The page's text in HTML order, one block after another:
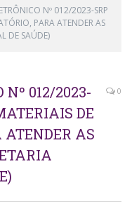
Nº 012/2023-SRP
PARA ATENDER AS
DE SAÚDE)
Nº 012/2023-
DE
ATENDER AS
0